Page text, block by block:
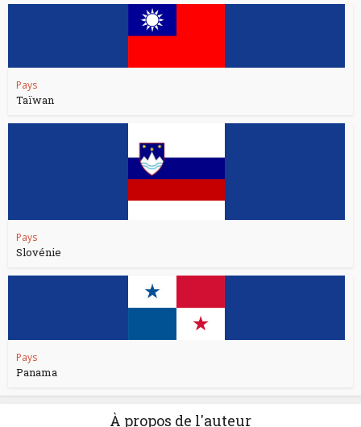
Pays
Taïwan
Pays
Slovénie
Pays
Panama
À propos de l'auteur